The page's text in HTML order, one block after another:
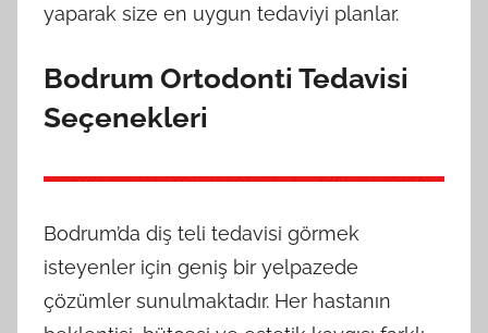
yaparak size en uygun tedaviyi planlar.
Bodrum Ortodonti Tedavisi
Seçenekleri
Bodrum’da diş teli tedavisi görmek
isteyenler için geniş bir yelpazede
çözümler sunulmaktadır. Her hastanın